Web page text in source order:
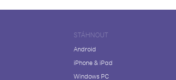
STÁHNOUT
Android
iPhone & iPad
Windows PC